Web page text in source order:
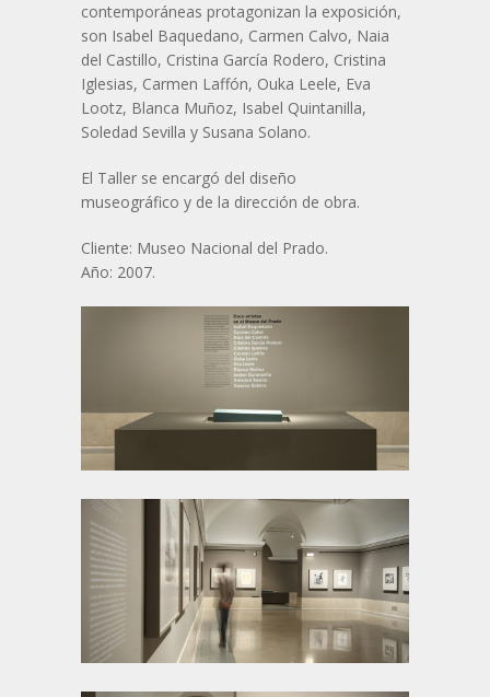
contemporáneas protagonizan la exposición,
son Isabel Baquedano, Carmen Calvo, Naia
del Castillo, Cristina García Rodero, Cristina
Iglesias, Carmen Laffón, Ouka Leele, Eva
Lootz, Blanca Muñoz, Isabel Quintanilla,
Soledad Sevilla y Susana Solano.
El Taller se encargó del diseño
museográfico y de la dirección de obra.
Cliente: Museo Nacional del Prado.
Año: 2007.